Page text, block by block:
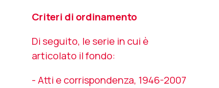
Criteri di ordinamento
Di seguito, le serie in cui è
articolato il fondo:
- Atti e corrispondenza, 1946-2007